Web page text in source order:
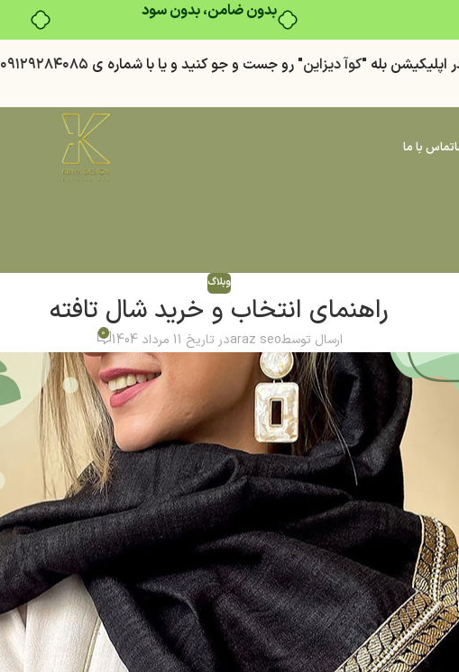
اپليكيشن بله "كوآ ديزاين" رو جست و جو كنيد و يا با شماره ي ٠٩١٢٩٢٨٤٠٨٥
تماس با ما
وبلاگ
راهنمای انتخاب و خرید شال تافته
ارسال توسطaraz seoدر تاریخ 11 مرداد 1404 0